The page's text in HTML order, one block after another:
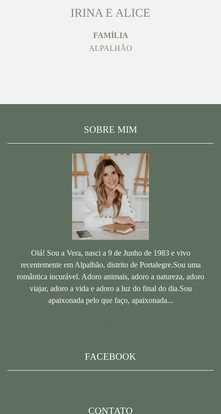
IRINA E ALICE
FAMÍLIA
ALPALHÃO
SOBRE MIM
Olá! Sou a Vera, nasci a 9 de Junho de 1983 e vivo
recentemente em Alpalhão, distrito de Portalegre.Sou uma
romântica incurável. Adoro animais, adoro a natureza, adoro
viajar, adoro a vida e adoro a luz do final do dia.Sou
apaixonada pelo que faço, apaixonada...
FACEBOOK
CONTATO